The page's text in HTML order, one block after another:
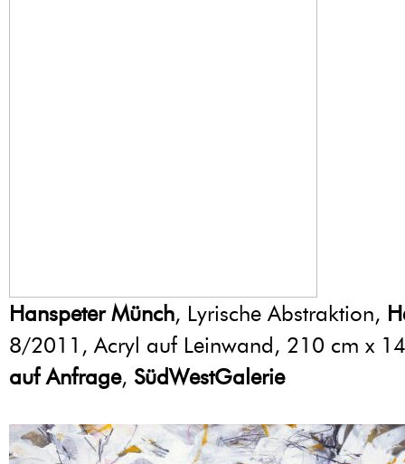
Hanspeter Münch, Lyrische Abstraktion,
8/2011, Acryl auf Leinwand, 210 cm x
auf Anfrage, SüdWestGalerie